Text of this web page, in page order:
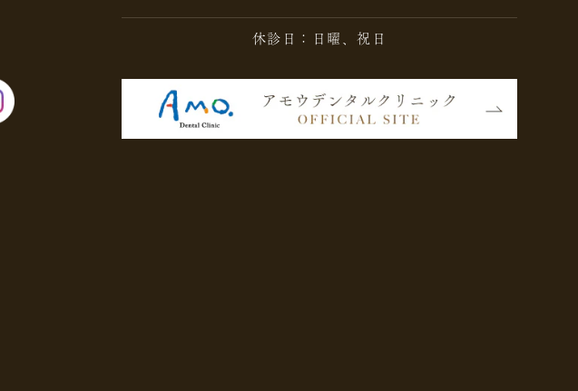
休診日：日曜、祝日